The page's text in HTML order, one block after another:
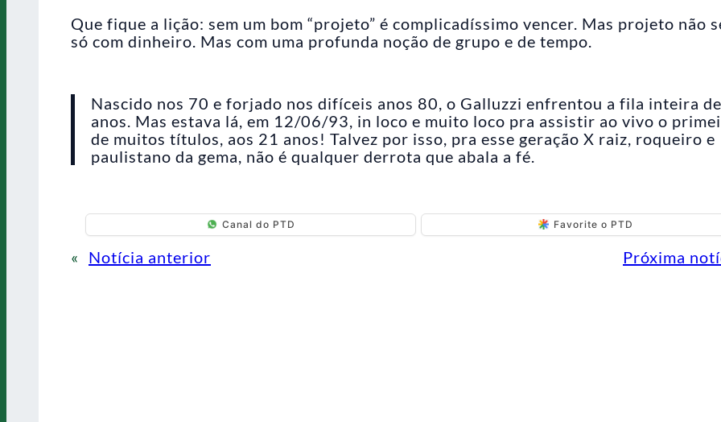
Que fique a lição: sem um bom “projeto” é complicadíssimo vencer. Mas projeto não
só com dinheiro. Mas com uma profunda noção de grupo e de tempo.
Nascido nos 70 e forjado nos difíceis anos 80, o Galluzzi enfrentou a fila inteira
anos. Mas estava lá, em 12/06/93, in loco e muito loco pra assistir ao vivo o
de muitos títulos, aos 21 anos! Talvez por isso, pra esse geração X raiz, roqueiro e
paulistano da gema, não é qualquer derrota que abala a fé.
Canal do PTD Favorite o PTD
« Notícia anterior Próxima